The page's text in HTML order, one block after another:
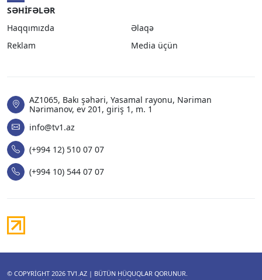
SƏHIFƏLƏR
Haqqımızda
Əlaqə
Reklam
Media üçün
AZ1065, Bakı şəhəri, Yasamal rayonu, Nəriman
Nərimanov, ev 201, giriş 1, m. 1
info@tv1.az
(+994 12) 510 07 07
(+994 10) 544 07 07
© COPYRIGHT 2026 TV1.AZ | BÜTÜN HÜQUQLAR QORUNUR.